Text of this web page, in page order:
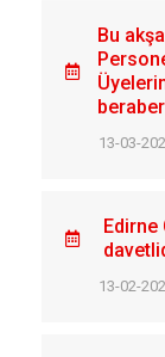
Bu
13-03-
Edirne
13-02-